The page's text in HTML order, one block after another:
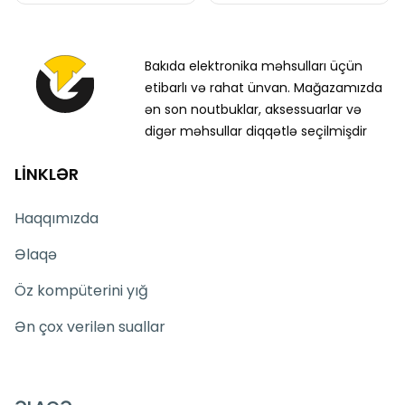
Bakıda elektronika məhsulları üçün
etibarlı və rahat ünvan. Mağazamızda
ən son noutbuklar, aksessuarlar və
digər məhsullar diqqətlə seçilmişdir
LİNKLƏR
Haqqımızda
Əlaqə
Öz kompüterini yığ
Ən çox verilən suallar